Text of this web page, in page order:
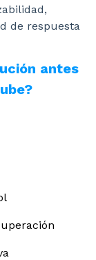
de respuesta
antes